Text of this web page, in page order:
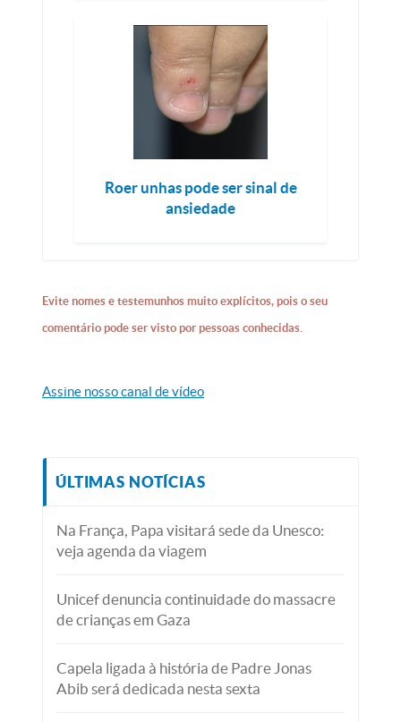
Roer unhas pode ser sinal de
ansiedade
Evite nomes e testemunhos muito explícitos, pois o seu
comentário pode ser visto por pessoas conhecidas.
Assine nosso canal de vídeo
ÚLTIMAS NOTÍCIAS
Na França, Papa visitará sede da Unesco:
veja agenda da viagem
Unicef denuncia continuidade do massacre
de crianças em Gaza
Capela ligada à história de Padre Jonas
Abib será dedicada nesta sexta